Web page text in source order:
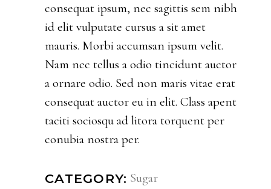
consequat ipsum, nec sagittis sem nibh
id elit vulputate cursus a sit amet
mauris. Morbi accumsan ipsum velit.
Nam nec tellus a odio tincidunt auctor
a ornare odio. Sed non maris vitae erat
consequat auctor eu in elit. Class apent
taciti sociosqu ad litora torquent per
conubia nostra per.
CATEGORY: Sugar